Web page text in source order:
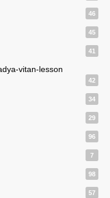
46
45
41
vitan-lesson
42
34
29
96
7
98
57